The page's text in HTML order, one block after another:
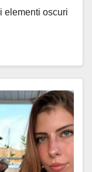
elementi oscuri